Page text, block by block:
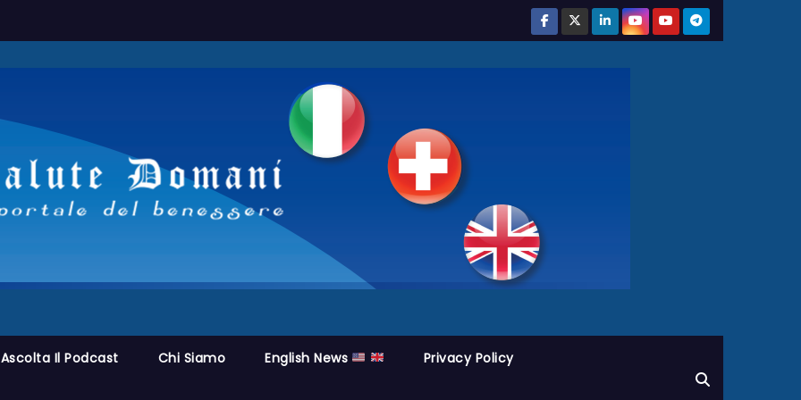
Ascolta Il Podcast Chi Siamo English News Privacy Policy